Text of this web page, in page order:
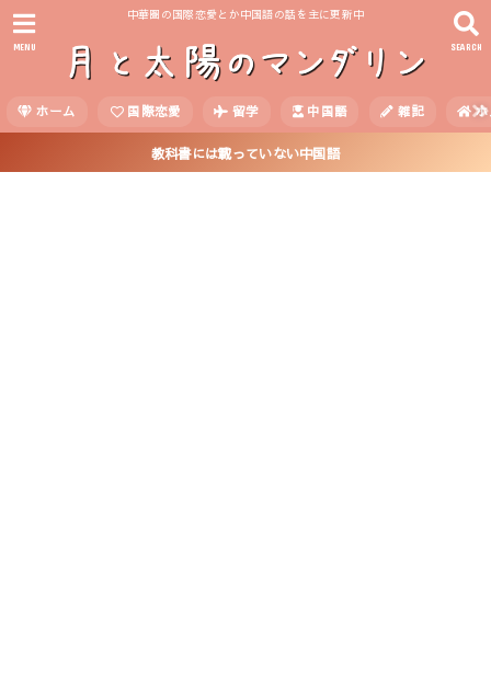
中華圏の国際恋愛とか中国語の話を主に更新中
SEARCH
MENU
ホーム 国際恋愛 留学 中国語 雑記 ホ
教科書には載っていない中国語